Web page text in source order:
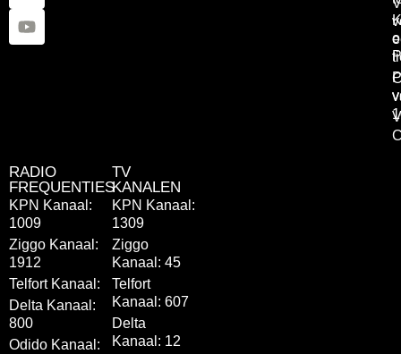
RADIO
FREQUENTIES
KPN Kanaal:
1009
Ziggo Kanaal:
1912
Telfort Kanaal:
Delta Kanaal:
800
Odido Kanaal:
TV
KANALEN
KPN Kanaal:
1309
Ziggo
Kanaal: 45
Telfort
Kanaal: 607
Delta
Kanaal: 12